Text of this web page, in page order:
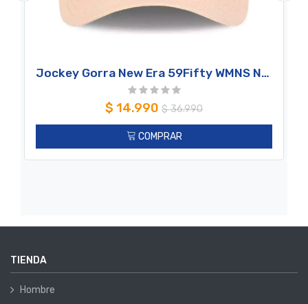
Jockey Gorra New Era 59Fifty WMNS New York Yankees MLB Soul Xmas Red
$ 14.990 $36.990
COMPRAR
TIENDA
Hombre